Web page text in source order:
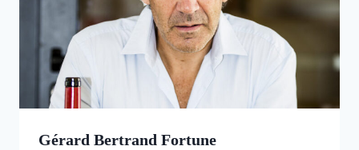
Gérard Bertrand Fortune